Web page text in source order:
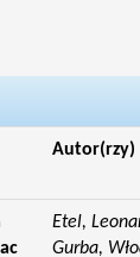
Autor(rzy)
Etel,
Gurba,